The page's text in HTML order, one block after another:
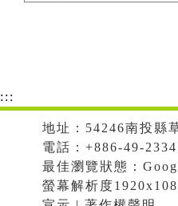
:::
地址：54246南投縣
電話：+886-49-
最佳瀏覽狀態：
螢幕解析度